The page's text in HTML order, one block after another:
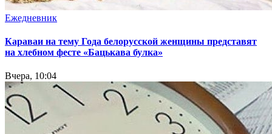
Ежедневник
Караваи на тему Года белорусской женщины представят
на хлебном фесте «Бацькава булка»
Вчера, 10:04